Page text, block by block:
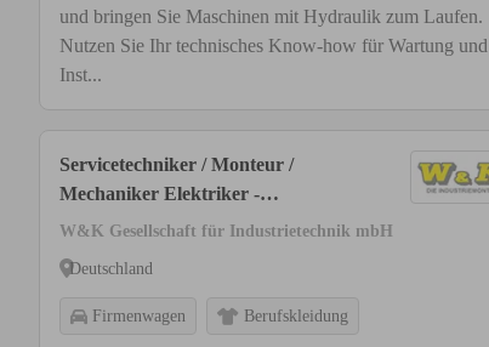
und bringen Sie Maschinen mit Hydraulik zum Laufen.
Nutzen Sie Ihr technisches Know-how für Wartung und
Inst...
Servicetechniker / Monteur /
Mechaniker Elektriker -
Maschinenbau Montage Pharma
W&K Gesellschaft für Industrietechnik mbH
Deutschland
Firmenwagen Berufskleidung